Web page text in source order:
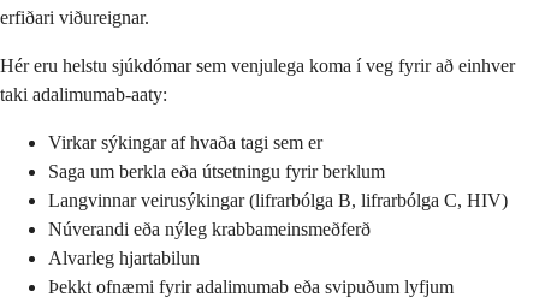
erfiðari viðureignar.
Hér eru helstu sjúkdómar sem venjulega koma í veg fyrir að einhver
taki adalimumab-aaty:
Virkar sýkingar af hvaða tagi sem er
Saga um berkla eða útsetningu fyrir berklum
Langvinnar veirusýkingar (lifrarbólga B, lifrarbólga C, HIV)
Núverandi eða nýleg krabbameinsmeðferð
Alvarleg hjartabilun
Þekkt ofnæmi fyrir adalimumab eða svipuðum lyfjum